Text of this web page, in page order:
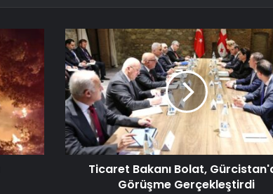
Ticaret Bakanı Bolat,
Görüşme Gerçekleştirdi